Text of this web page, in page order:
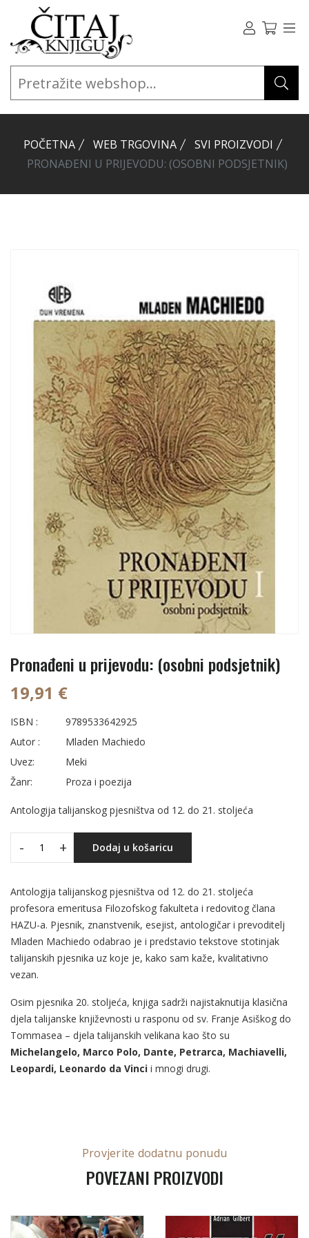
POČETNA WEB TRGOVINA
SVI PROIZVODI
PRONAĐENI U PRIJEVODU: (OSOBNI PODSJETNIK)
Pronađeni u prijevodu: (osobni podsjetnik)
19,91 €
ISBN :
9789533642925
Autor :
Mladen Machiedo
Uvez:
Meki
Žanr:
Proza i poezija
Antologija talijanskog pjesništva od 12. do 21. stoljeća
- + Dodaj u košaricu
Antologija talijanskog pjesništva od 12. do 21. stoljeća
profesora emeritusa Filozofskog fakulteta i redovitog člana
HAZU-a. Pjesnik, znanstvenik, esejist, antologičar i prevoditelj
Mladen Machiedo odabrao je i predstavio tekstove stotinjak
talijanskih pjesnika uz koje je, kako sam kaže, kvalitativno
vezan.
Osim pjesnika 20. stoljeća, knjiga sadrži najistaknutija klasična
djela talijanske književnosti u rasponu od sv. Franje Asiškog do
Tommasea – djela talijanskih velikana kao što su
Michelangelo, Marco Polo, Dante, Petrarca, Machiavelli,
Leopardi, Leonardo da Vinci i mnogi drugi.
Provjerite dodatnu ponudu
POVEZANI PROIZVODI